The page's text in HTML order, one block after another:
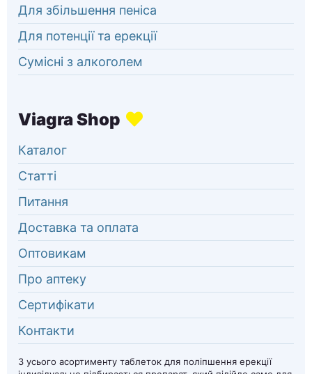
Для збільшення пеніса
Для потенції та ерекції
Сумісні з алкоголем
Каталог
Статті
Питання
Доставка та оплата
Оптовикам
Про аптеку
Сертифікати
Контакти
З усього асортименту таблеток для поліпшення ерекції